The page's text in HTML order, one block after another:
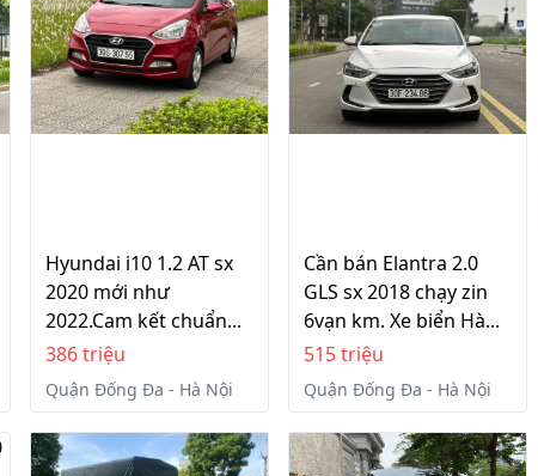
Hyundai i10 1.2 AT sx
2020 mới như
2022.Cam kết chuẩn...
386 triệu
Quận Đống Đa - Hà Nội
Cần bán Elantra 2.0
GLS sx 2018 chạy zin
6vạn km. Xe biển Hà...
515 triệu
Quận Đống Đa - Hà Nội